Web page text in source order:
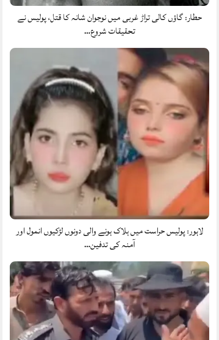
حطار: گاؤں کالی تراڑ غربی میں نوجوان شانہ کا قتل، پولیس نے
تحقیقات شروع…
لاہور: پولیس حراست میں ہلاک ہونے والی دونوں لڑکیوں انمول اور
آمنہ کی تدفین…